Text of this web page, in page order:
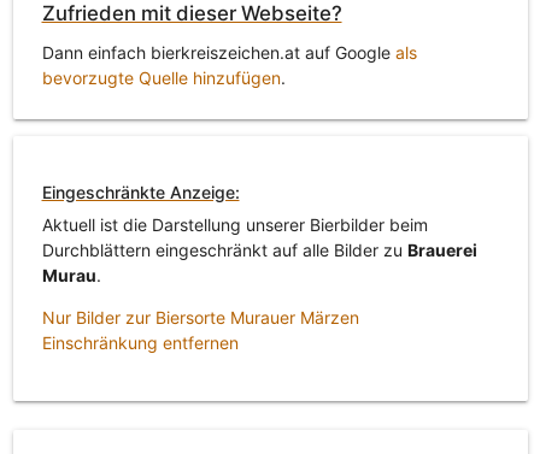
Zufrieden mit dieser Webseite?
Dann einfach bierkreiszeichen.at auf Google als
bevorzugte Quelle hinzufügen.
Eingeschränkte Anzeige:
Aktuell ist die Darstellung unserer Bierbilder beim
Durchblättern eingeschränkt auf alle Bilder zu Brauerei
Murau.
Nur Bilder zur Biersorte Murauer Märzen
Einschränkung entfernen